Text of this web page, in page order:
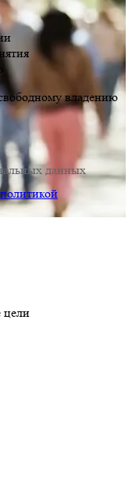
владению
данных
политикой
цели